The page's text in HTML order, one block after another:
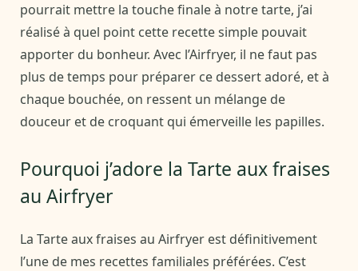
pourrait mettre la touche finale à notre tarte, j’ai
réalisé à quel point cette recette simple pouvait
apporter du bonheur. Avec l’Airfryer, il ne faut pas
plus de temps pour préparer ce dessert adoré, et à
chaque bouchée, on ressent un mélange de
douceur et de croquant qui émerveille les papilles.
Pourquoi j’adore la Tarte aux fraises
au Airfryer
La Tarte aux fraises au Airfryer est définitivement
l’une de mes recettes familiales préférées. C’est